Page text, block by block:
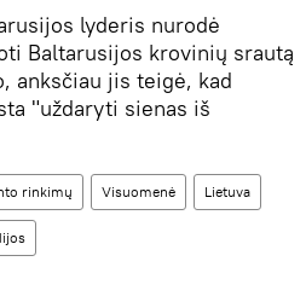
lyderis nurodė
Baltarusijos krovinių srautą
anksčiau jis teigė, kad
"uždaryti sienas iš
rinkimų Visuomenė Lietuva